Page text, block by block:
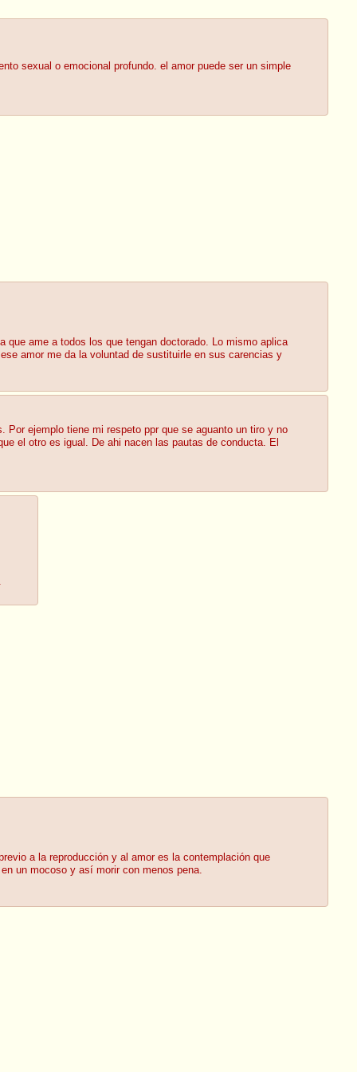
sexual o emocional profundo. el amor puede ser un simple
que ame a todos los que tengan doctorado. Lo mismo aplica
amor me da la voluntad de sustituirle en sus carencias y
ejemplo tiene mi respeto ppr que se aguanto un tiro y no
el otro es igual. De ahi nacen las pautas de conducta. El
a la reproducción y al amor es la contemplación que
un mocoso y así morir con menos pena.